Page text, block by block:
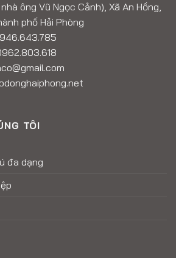
ông Vũ Ngọc Cảnh), Xã An Hồng,
phố Hải Phòng
TÔI
đa dạng